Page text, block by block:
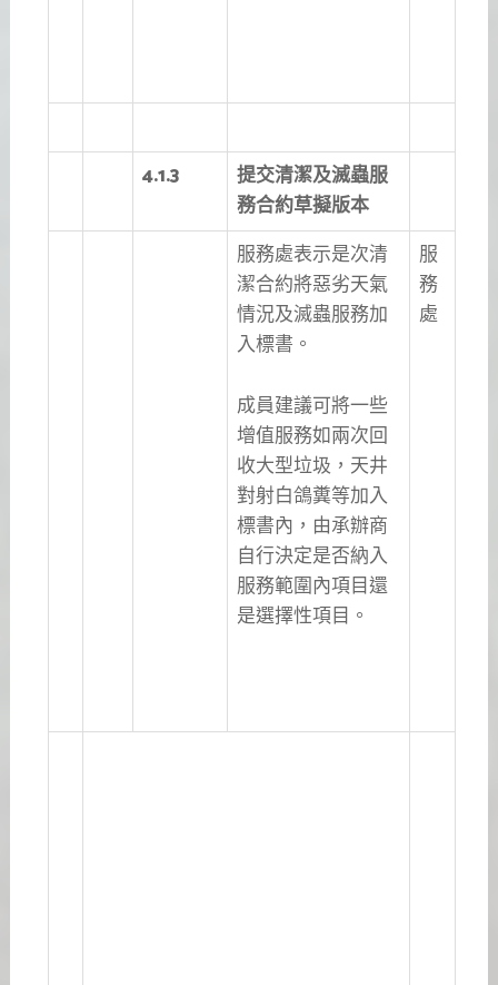
4.1.3
提交清潔及滅蟲服
務合約草擬版本
服務處表示是次清
潔合約將惡劣天氣
情況及滅蟲服務加
入標書。
成員建議可將一些
增值服務如兩次回
收大型垃圾，天井
對射白鴿糞等加入
標書內，由承辦商
自行決定是否納入
服務範圍內項目還
是選擇性項目。
服
務
處